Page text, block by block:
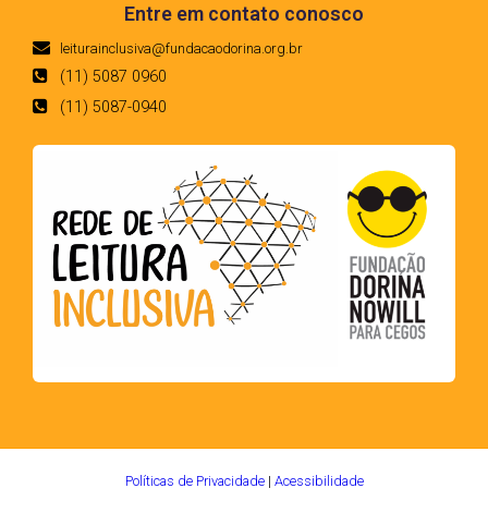
Entre em contato conosco
leiturainclusiva@fundacaodorina.org.br
(11) 5087 0960
(11) 5087-0940
Políticas de Privacidade| Acessibilidade